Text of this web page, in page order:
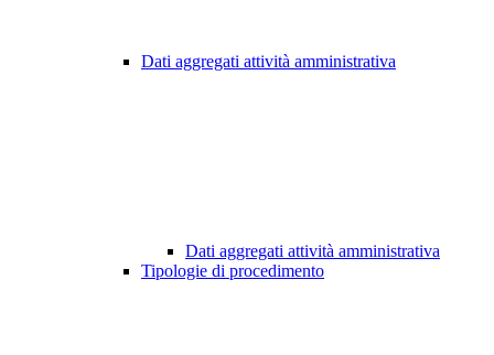
Dati aggregati attività amministrativa
Dati aggregati attività amministrativa
Tipologie di procedimento